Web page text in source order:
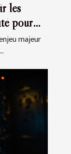
les
pour
majeur